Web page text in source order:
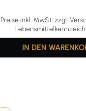
Preise inkl. MwSt. zzgl.
IN DEN